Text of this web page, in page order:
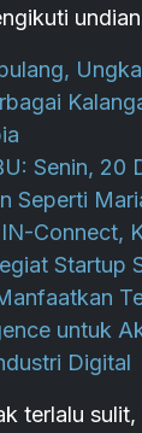
Senin, 20
Seperti
Connect,
Startup
untuk
Digital
terlalu sulit,